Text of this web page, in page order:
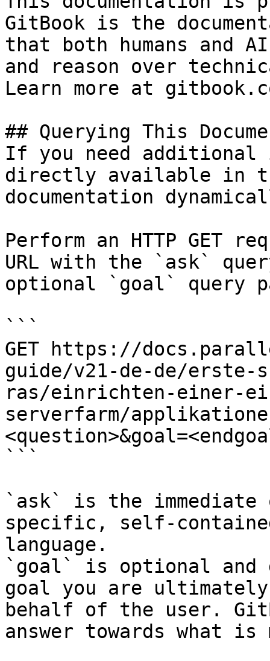
GitBook is the
that both humans and
and reason over
Learn more at
## Querying This
If you need
directly available in
documentation
Perform an HTTP GET
URL with the `ask`
optional `goal` query
```
GET https://
guide/v21-de-de/
ras/einrichten-einer-
serverfarm/
```
`ask` is the
specific, self-
language.
`goal` is optional and
goal you are
behalf of the user.
answer towards what